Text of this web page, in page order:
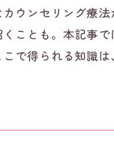
ウンセリング療法
ことも。本記事
で得られる知識は